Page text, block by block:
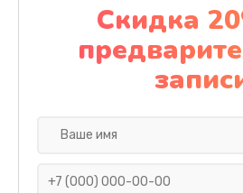
Ремонт
1320 руб.
Заказать
Скидка